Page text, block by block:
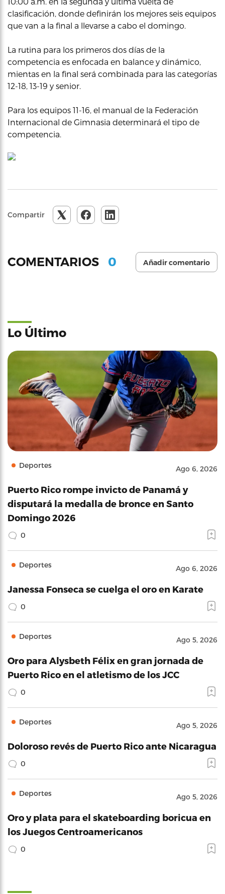
clasificación, donde definirán los mejores seis equipos
que van a la final a llevarse a cabo el domingo.
La rutina para los primeros dos días de la
competencia es enfocada en balance y dinámico,
mientas en la final será combinada para las categorías
12-18, 13-19 y senior.
Para los equipos 11-16, el manual de la Federación
Internacional de Gimnasia determinará el tipo de
competencia.
Compartir
COMENTARIOS 0 Añadir comentario
Lo Último
Deportes Ago 6, 2026
Puerto Rico rompe invicto de Panamá y
disputará la medalla de bronce en Santo
Domingo 2026
0
Deportes Ago 6, 2026
Janessa Fonseca se cuelga el oro en Karate
0
Deportes Ago 5, 2026
Oro para Alysbeth Félix en gran jornada de
Puerto Rico en el atletismo de los JCC
0
Deportes Ago 5, 2026
Doloroso revés de Puerto Rico ante Nicaragua
0
Deportes Ago 5, 2026
Oro y plata para el skateboarding boricua en
los Juegos Centroamericanos
0